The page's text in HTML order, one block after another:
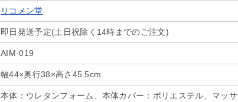
リコメン堂
即日発送予定(土日祝除く14時までのご注文)
AIM-019
幅44×奥行38×高さ45.5cm
本体：ウレタンフォーム、本体カバー：ポリエステル、マッサ